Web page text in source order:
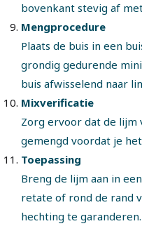
bovenkant stevig af
Mengprocedure
Plaats de buis in een
grondig gedurende
buis afwisselend naar
Mixverificatie
Zorg ervoor dat de lijm
gemengd voordat je
Toepassing
Breng de lijm aan in
retate of rond de rand
hechting te garanderen.